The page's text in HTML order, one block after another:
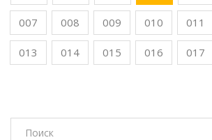
007 008 009 010 011
013 014 015 016 017